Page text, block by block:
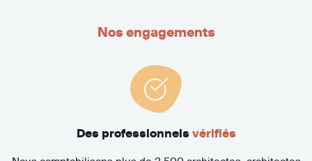
Nos engagements
Des professionnels vérifiés